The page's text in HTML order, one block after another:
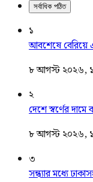
সর্বাধিক পঠিত
১
আবশেষে বেরিয়ে
৮ আগস্ট ২০২৬,
২
দেশে স্বর্ণের
৮ আগস্ট ২০২৬,
৩
সন্ধ্যার মধ্যে